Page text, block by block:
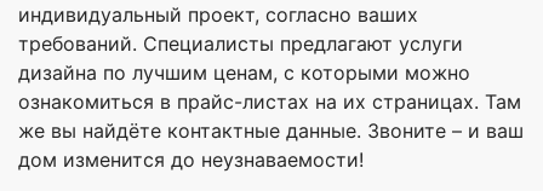
индивидуальный проект, согласно ваших
требований. Специалисты предлагают услуги
дизайна по лучшим ценам, с которыми можно
ознакомиться в прайс-листах на их страницах. Там
же вы найдёте контактные данные. Звоните – и ваш
дом изменится до неузнаваемости!